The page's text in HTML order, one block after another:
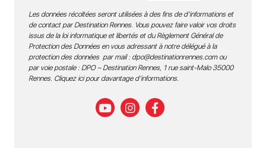
Les données récoltées seront utilisées à des fins de d’informations et
de contact par Destination Rennes. Vous pouvez faire valoir vos droits
issus de la loi informatique et libertés et du Règlement Général de
Protection des Données en vous adressant à notre délégué à la
protection des données par mail : dpo@destinationrennes.comou
par voie postale : DPO – Destination Rennes, 1 rue saint-Malo 35000
Rennes. Cliquez ici pour davantage d’informations.